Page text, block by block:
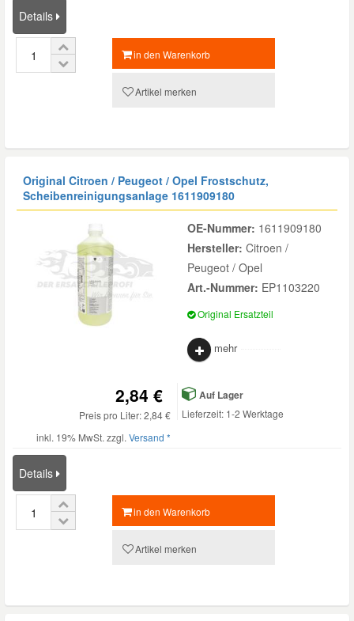
Details
in den Warenkorb
Artikel merken
Original Citroen / Peugeot / Opel Frostschutz,
Scheibenreinigungsanlage 1611909180
OE-Nummer: 1611909180
Hersteller: Citroen /
Peugeot / Opel
Art.-Nummer: EP1103220
Original Ersatzteil
mehr
2,84 €
Preis pro Liter: 2,84 €
inkl. 19% MwSt. zzgl. Versand *
Auf Lager
Lieferzeit: 1-2 Werktage
Details
in den Warenkorb
Artikel merken